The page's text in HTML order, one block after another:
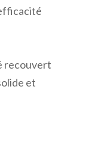
recouvert
et